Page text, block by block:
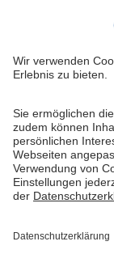
Impressum
FAQ
Medien/Presse
Datenschutz